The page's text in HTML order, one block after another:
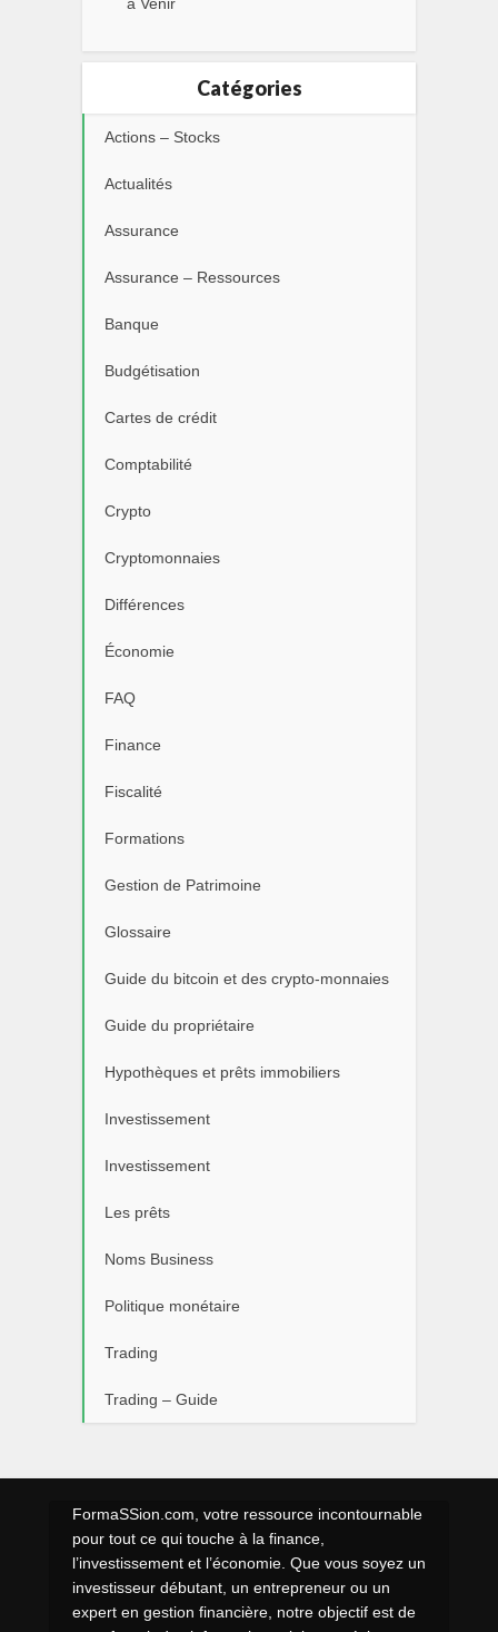
Catégories
Actions – Stocks
Actualités
Assurance
Assurance – Ressources
Banque
Budgétisation
Cartes de crédit
Comptabilité
Crypto
Cryptomonnaies
Différences
Économie
FAQ
Finance
Fiscalité
Formations
Gestion de Patrimoine
Glossaire
Guide du bitcoin et des crypto-monnaies
Guide du propriétaire
Hypothèques et prêts immobiliers
Investissement
Investissement
Les prêts
Noms Business
Politique monétaire
Trading
Trading – Guide
FormaSSion.com, votre ressource incontournable
pour tout ce qui touche à la finance,
l’investissement et l’économie. Que vous soyez un
investisseur débutant, un entrepreneur ou un
expert en gestion financière, notre objectif est de